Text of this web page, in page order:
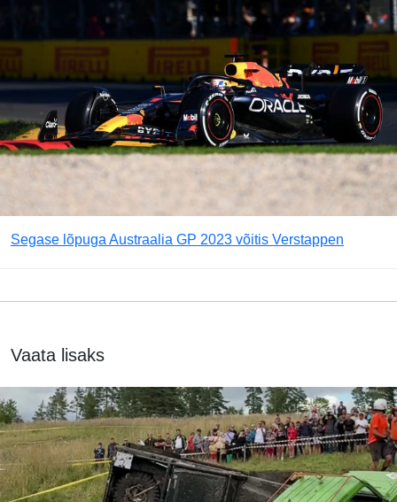
Segase lõpuga Austraalia GP 2023 võitis Verstappen
Vaata lisaks